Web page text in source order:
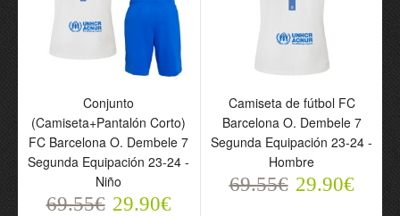
69.55€
Euro 2024 - Niño
69.55€ 29.90€
Conjunto
(Camiseta+Pantalón Corto)
FC Barcelona O. Dembele 7
Segunda Equipación 23-24 -
Niño
69.55€ 29.90€
Camiseta de fútbol FC
Barcelona O. Dembele 7
Segunda Equipación 23-24 -
Hombre
69.55€ 29.90€